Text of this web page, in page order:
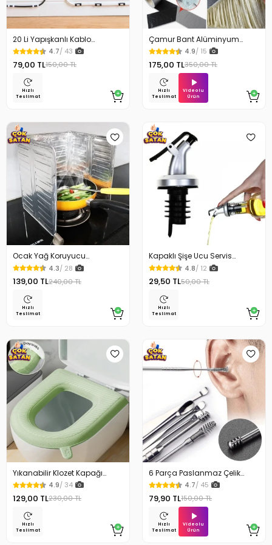
20 Li Yapışkanlı Kablo
Sabitleyici Şeffaf Klips
4.7/ 43
79,00 TL150,00 TL
Hızlı
Teslimat
Çamur Bant Alüminyum
İzolasyon Tamir Bandı 5 Mt
4.9/ 15
175,00 TL350,00 TL
Hızlı
Teslimat
Videolu
Ürün
Ocak Yağ Koruyucu
Alüminyum Levha 32.5 x 84
Cm
4.3/ 28
139,00 TL240,00 TL
Hızlı
Teslimat
Kapaklı Şişe Ucu Servis
Aparatı Yağdanlık Tıpa
4.8/ 12
29,50 TL50,00 TL
Hızlı
Teslimat
Yıkanabilir Klozet Kapağı
Süngeri Su Geçirmez
4.9/ 34
129,00 TL230,00 TL
Hızlı
Teslimat
6 Parça Paslanmaz Çelik
Kulak Temizleme Seti
4.7/ 45
79,90 TL150,00 TL
Hızlı
Teslimat
Videolu
Ürün